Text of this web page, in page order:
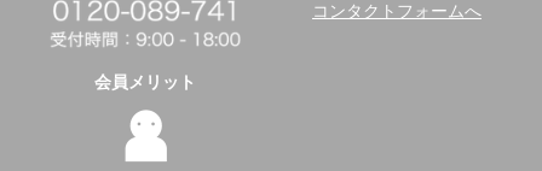
コンタクトフォームへ
会員メリット